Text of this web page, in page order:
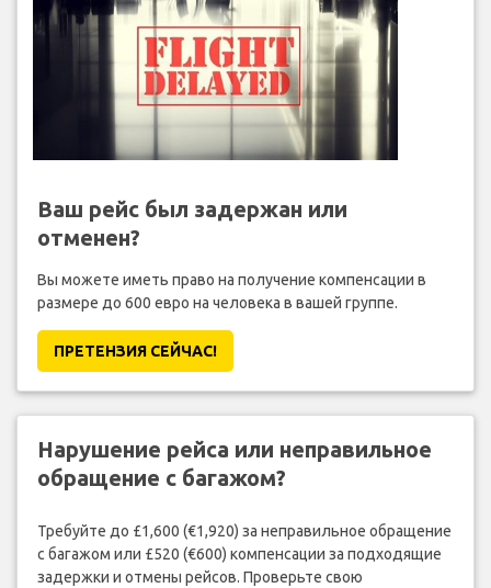
Ваш рейс был задержан или
отменен?
Вы можете иметь право на получение компенсации в
размере до 600 евро на человека в вашей группе.
ПРЕТЕНЗИЯ CЕЙЧАС!
Нарушение рейса или неправильное
обращение с багажом?
Требуйте до £1,600 (€1,920) за неправильное обращение
с багажом или £520 (€600) компенсации за подходящие
задержки и отмены рейсов. Проверьте свою